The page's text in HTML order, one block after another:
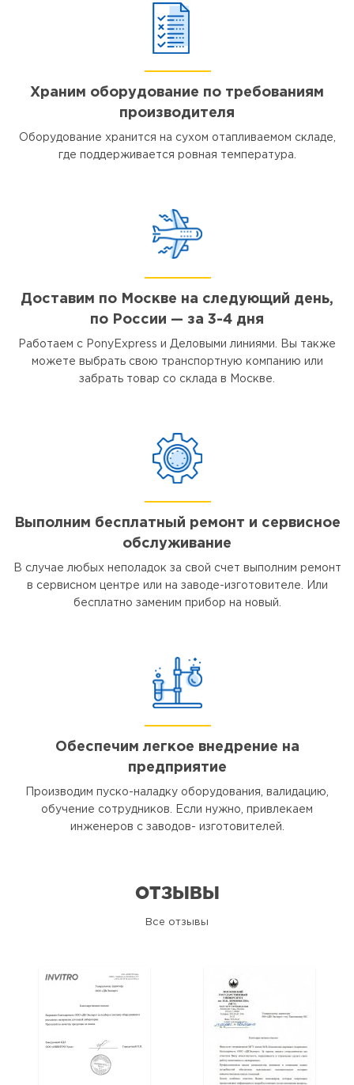
Храним оборудование по требованиям
производителя
Оборудование хранится на сухом отапливаемом складе,
где поддерживается ровная температура.
Доставим по Москве на следующий день,
по России — за 3-4 дня
Работаем с PonyExpress и Деловыми линиями. Вы также
можете выбрать свою транспортную компанию или
забрать товар со склада в Москве.
Выполним бесплатный ремонт и сервисное
обслуживание
В случае любых неполадок за свой счет выполним ремонт
в сервисном центре или на заводе-изготовителе. Или
бесплатно заменим прибор на новый.
Обеспечим легкое внедрение на
предприятие
Производим пуско-наладку оборудования, валидацию,
обучение сотрудников. Если нужно, привлекаем
инженеров с заводов- изготовителей.
ОТЗЫВЫ
Все отзывы